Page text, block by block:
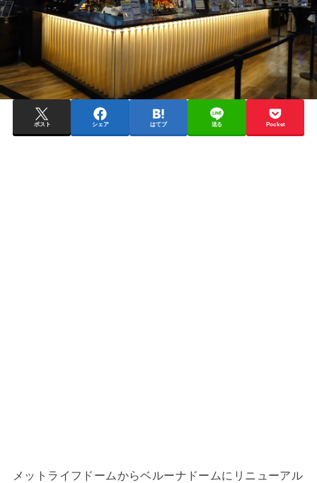
ポスト シェア はてブ 送る Pocket
メットライフドームからベルーナドームにリニューアル